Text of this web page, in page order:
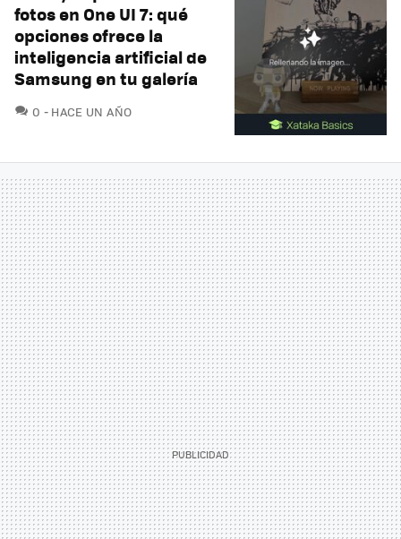
fotos en One UI 7: qué
opciones ofrece la
inteligencia artificial de
Samsung en tu galería
0 COMENTARIOS
HACE UN AÑO